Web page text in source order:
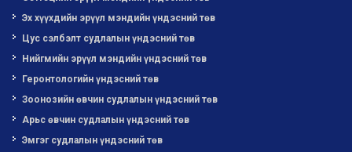
Эх хүүхдийн эрүүл мэндийн үндэсний төв
Цус сэлбэлт судлалын үндэсний төв
Нийгмийн эрүүл мэндийн үндэсний төв
Геронтологийн үндэсний төв
Зоонозийн өвчин судлалын үндэсний төв
Арьс өвчин судлалын үндэсний төв
Эмгэг судлалын үндэсний төв